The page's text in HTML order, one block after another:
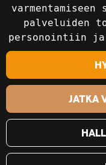
palveluiden
personointiin
Jatka
Seuraa